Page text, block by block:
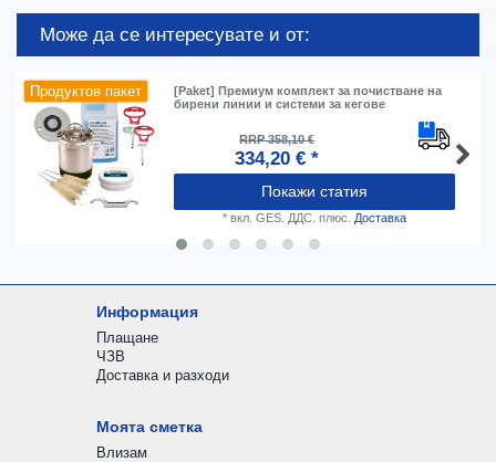
Може да се интересувате и от:
Продуктов пакет
[Paket] Премиум комплект за почистване на
бирени линии и системи за кегове
RRP 358,10 €
334,20 € *
Покажи статия
* вкл. GES. ДДС. плюс. Доставка
Информация
Плащане
ЧЗВ
Доставка и разходи
Моята сметка
Влизам